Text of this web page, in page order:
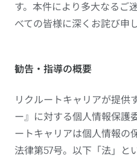
す。本件により多大なるご
べての皆様に深くお詫び申
勧告・指導の概要
リクルートキャリアが提供
ー』に対する個人情報保護
ートキャリアは個人情報の
法律第57号。以下「法」と